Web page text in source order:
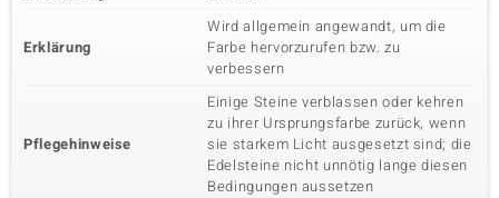
Erklärung
Wird allgemein angewandt, um die
Farbe hervorzurufen bzw. zu
verbessern
Pflegehinweise
Einige Steine verblassen oder kehren
zu ihrer Ursprungsfarbe zurück, wenn
sie starkem Licht ausgesetzt sind; die
Edelsteine nicht unnötig lange diesen
Bedingungen aussetzen